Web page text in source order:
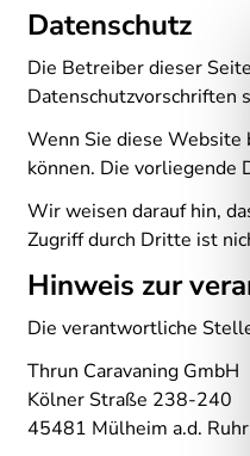
Datenschutz
Die Betreiber dieser
Datenschutzvorschriften
Wenn Sie diese Website
können. Die vorliegende
Wir weisen darauf hin,
Zugriff durch Dritte ist
Hinweis zur
Die verantwortliche
Thrun Caravaning GmbH
Kölner Straße 238-240
45481 Mülheim a.d. Ruhr